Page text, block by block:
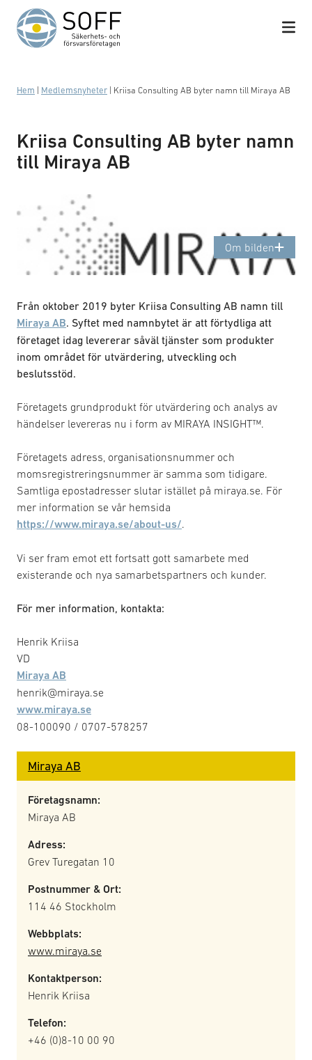
Hoppa till innehåll
Hem Medlemsnyheter Kriisa Consulting AB byter namn till Miraya AB
Kriisa Consulting AB byter namn
till Miraya AB
Om bilden
Logotyp: Miraya
Från oktober 2019 byter Kriisa Consulting AB namn till
Miraya AB. Syftet med namnbytet är att förtydliga att
företaget idag levererar såväl tjänster som produkter
inom området för utvärdering, utveckling och
beslutsstöd.
Företagets grundprodukt för utvärdering och analys av
händelser levereras nu i form av MIRAYA INSIGHT™.
Företagets adress, organisationsnummer och
momsregistreringsnummer är samma som tidigare.
Samtliga epostadresser slutar istället på miraya.se. För
mer information se vår hemsida
https://www.miraya.se/about-us/.
Vi ser fram emot ett fortsatt gott samarbete med
existerande och nya samarbetspartners och kunder.
För mer information, kontakta:
Henrik Kriisa
VD
Miraya AB
henrik@miraya.se
www.miraya.se
08-100090 / 0707-578257
Miraya AB
Företagsnamn:
Miraya AB
Adress:
Grev Turegatan 10
Postnummer & Ort:
114 46 Stockholm
Webbplats:
www.miraya.se
Kontaktperson:
Henrik Kriisa
Telefon:
+46 (0)8-10 00 90